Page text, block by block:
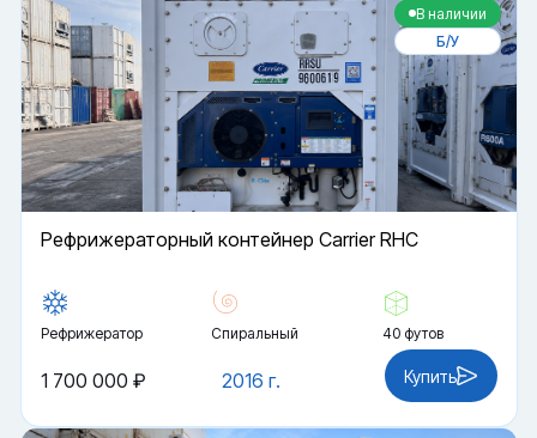
В наличии
Б/У
Рефрижераторный контейнер Carrier RHC
Рефрижератор Спиральный 40 футов
2016 г.
1 700 000 ₽ Купить